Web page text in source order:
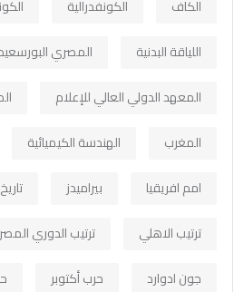
الكاف
الكونفدرالية
اللياقة البدنية
المصري
المعهد الدولي العالي للإعلام
المغرب
الهندسة الكيميائية
امم افريقيا
بيراميدز
ترتيب الاهلي
ترتيب الدوري
جون ادوارد
حرب أكتوبر